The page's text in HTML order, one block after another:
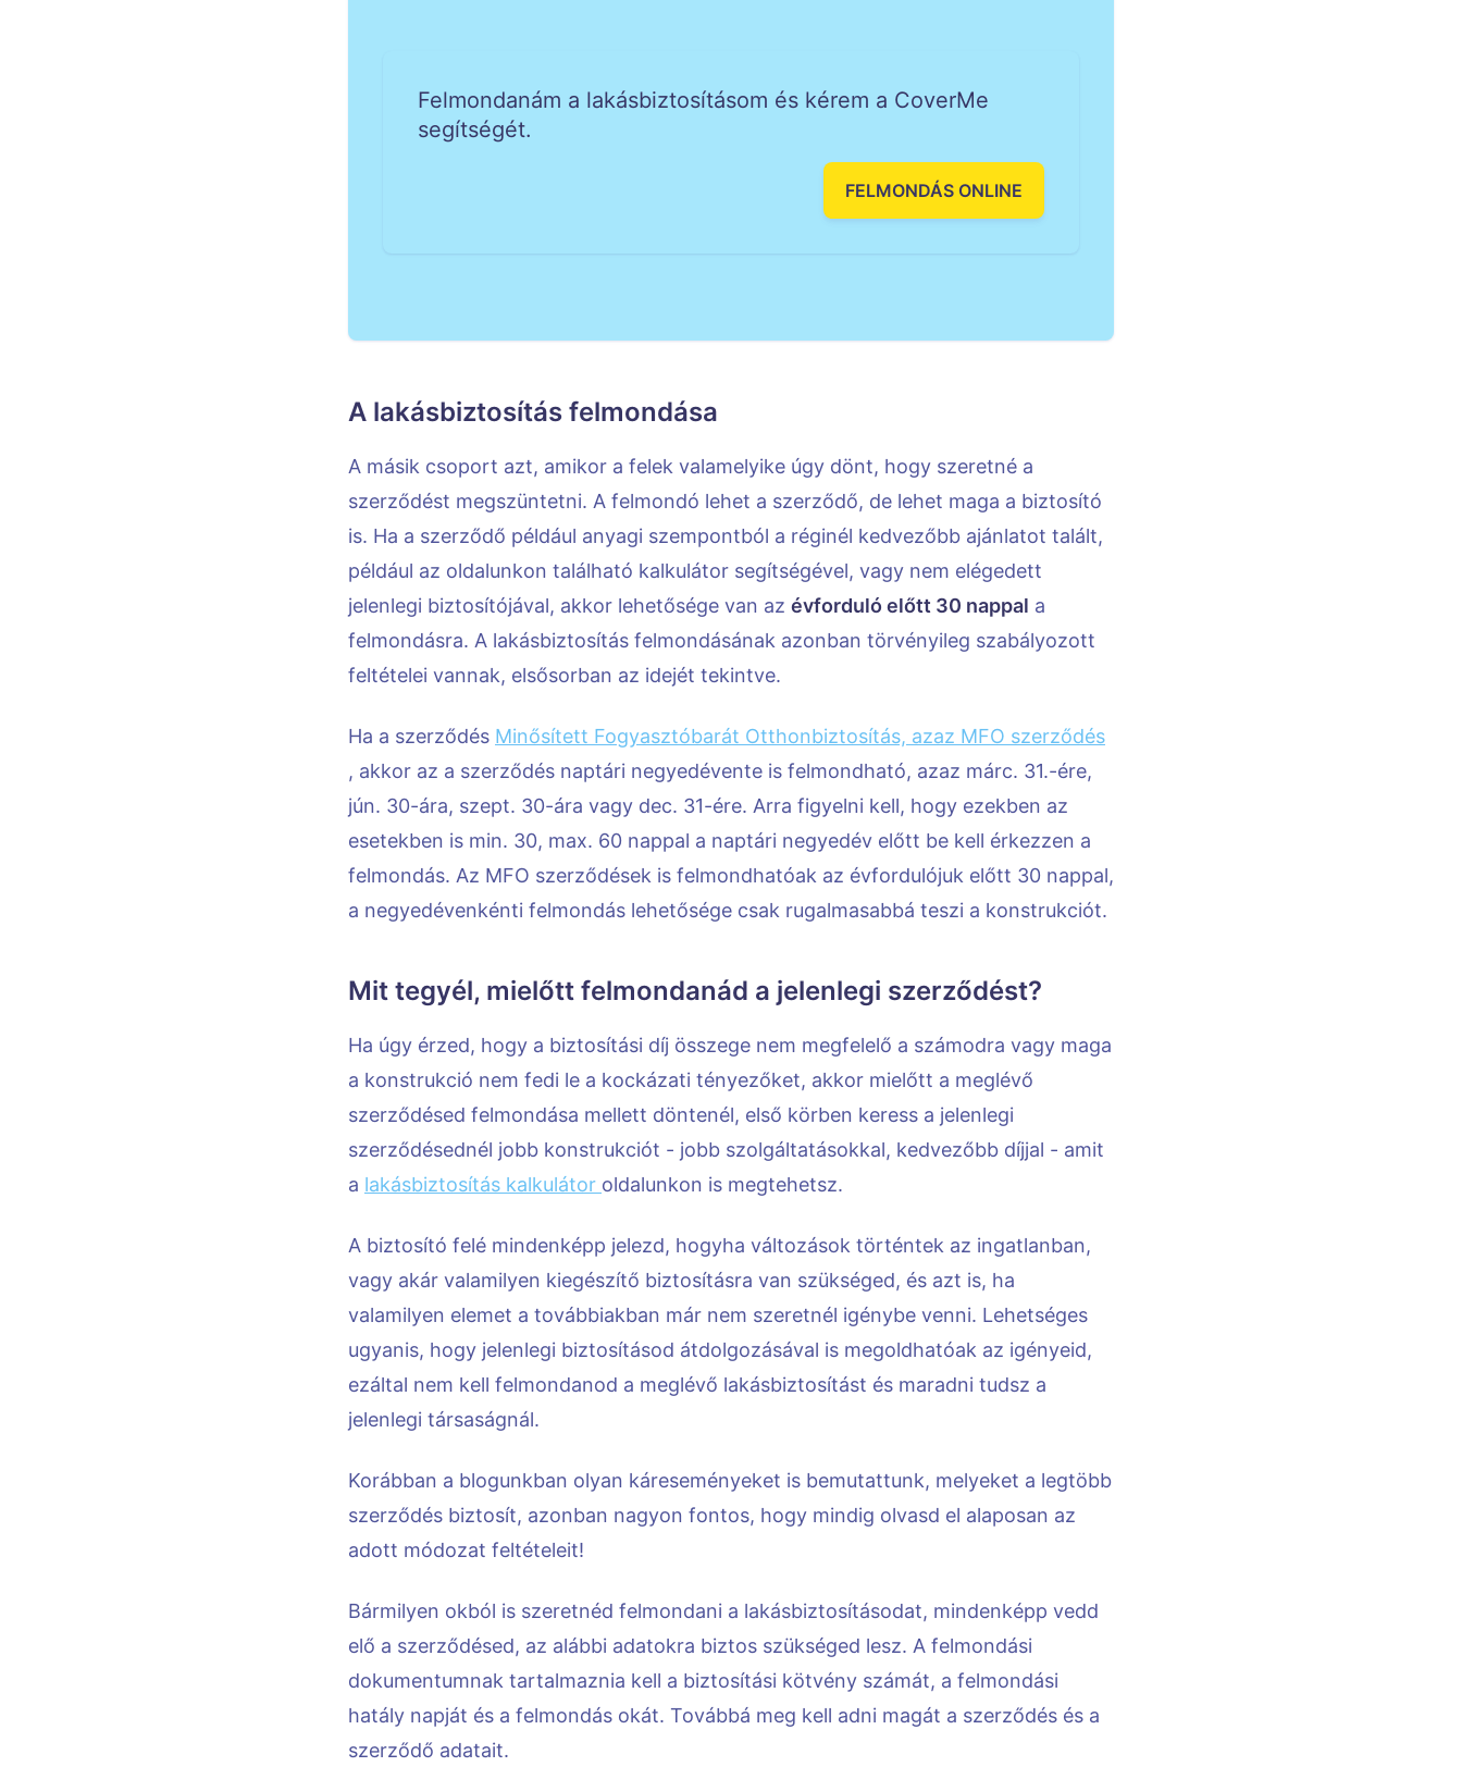
Felmondanám a lakásbiztosításom és kérem a CoverMe
segítségét.
FELMONDÁS ONLINE
A lakásbiztosítás felmondása
A másik csoport azt, amikor a felek valamelyike úgy dönt, hogy szeretné a
szerződést megszüntetni. A felmondó lehet a szerződő, de lehet maga a biztosító
is. Ha a szerződő például anyagi szempontból a réginél kedvezőbb ajánlatot talált,
például az oldalunkon található kalkulátor segítségével, vagy nem elégedett
jelenlegi biztosítójával, akkor lehetősége van az évforduló előtt 30 nappal a
felmondásra. A lakásbiztosítás felmondásának azonban törvényileg szabályozott
feltételei vannak, elsősorban az idejét tekintve.
Ha a szerződés Minősített Fogyasztóbarát Otthonbiztosítás, azaz MFO szerződés
, akkor az a szerződés naptári negyedévente is felmondható, azaz márc. 31.-ére,
jún. 30-ára, szept. 30-ára vagy dec. 31-ére. Arra figyelni kell, hogy ezekben az
esetekben is min. 30, max. 60 nappal a naptári negyedév előtt be kell érkezzen a
felmondás. Az MFO szerződések is felmondhatóak az évfordulójuk előtt 30 nappal,
a negyedévenkénti felmondás lehetősége csak rugalmasabbá teszi a konstrukciót.
Mit tegyél, mielőtt felmondanád a jelenlegi szerződést?
Ha úgy érzed, hogy a biztosítási díj összege nem megfelelő a számodra vagy maga
a konstrukció nem fedi le a kockázati tényezőket, akkor mielőtt a meglévő
szerződésed felmondása mellett döntenél, első körben keress a jelenlegi
szerződésednél jobb konstrukciót - jobb szolgáltatásokkal, kedvezőbb díjjal - amit
a lakásbiztosítás kalkulátor oldalunkon is megtehetsz.
A biztosító felé mindenképp jelezd, hogyha változások történtek az ingatlanban,
vagy akár valamilyen kiegészítő biztosításra van szükséged, és azt is, ha
valamilyen elemet a továbbiakban már nem szeretnél igénybe venni. Lehetséges
ugyanis, hogy jelenlegi biztosításod átdolgozásával is megoldhatóak az igényeid,
ezáltal nem kell felmondanod a meglévő lakásbiztosítást és maradni tudsz a
jelenlegi társaságnál.
Korábban a blogunkban olyan káreseményeket is bemutattunk, melyeket a legtöbb
szerződés biztosít, azonban nagyon fontos, hogy mindig olvasd el alaposan az
adott módozat feltételeit!
Bármilyen okból is szeretnéd felmondani a lakásbiztosításodat, mindenképp vedd
elő a szerződésed, az alábbi adatokra biztos szükséged lesz. A felmondási
dokumentumnak tartalmaznia kell a biztosítási kötvény számát, a felmondási
hatály napját és a felmondás okát. Továbbá meg kell adni magát a szerződés és a
szerződő adatait.